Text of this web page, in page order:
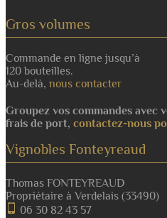
Gros volumes
Commande en ligne jusqu’à
120 bouteilles.
Au-delà, nous contacter
Groupez vos commandes avec
frais de port, contactez-nous
Vignobles Fonteyreaud
Thomas FONTEYREAUD
Propriétaire à Verdelais (33490)
06 30 82 43 57